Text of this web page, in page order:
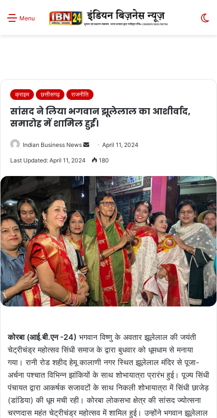
Menu
क्राइम छत्तीसगढ़ राजनीति
सांसद ने लिया भगवान झूलेलाल का आशीर्वाद,
समारोह में शामिल हुईं।
Indian Business News
Send
an
April 11, 2024
Last Updated: April 11, 2024 180
कोरबा (आई.बी.एन -24) भगवान विष्णु के अवतार झूलेलाल की जयंती
चेट्रीचंड्र महोत्सव सिंधी समाज के द्वारा बुधवार को धूमधाम से मनाया
गया। रानी रोड शहीद हेमू कालाणी नगर स्थित झूलेलाल मंदिर से पूजा-
अर्चना पश्चात विभिन्न झांकियों के साथ शोभायात्रा प्रारंभ हुई। पूज्य सिंधी
पंचायत द्वारा आकर्षक सजावटों के साथ निकली शोभायात्रा में सिंधी छाजेड़
(डांडिया) की धूम मची रही। कोरबा लोकसभा क्षेत्र की सांसद ज्योत्सना
चरणदास महंत चेट्रीचंड्र महोत्सव में शामिल हुई। उन्होंने भगवान झूलेलाल